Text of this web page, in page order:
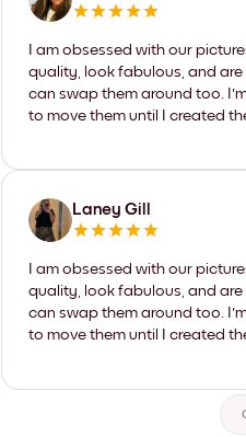
I am obsessed with our
quality, look fabulous, and
can swap them around too.
to move them until I created
Laney Gill
I am obsessed with our
quality, look fabulous, and
can swap them around too.
to move them until I created